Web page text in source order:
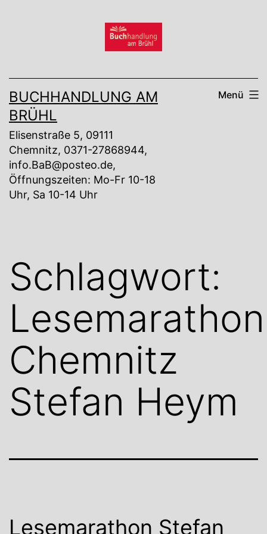
BUCHHANDLUNG AM
BRÜHL
Elisenstraße 5, 09111
Chemnitz, 0371-27868944,
info.BaB@posteo.de,
Öffnungszeiten: Mo-Fr 10-18
Uhr, Sa 10-14 Uhr
Menü
Schlagwort:
Lesemarathon
Chemnitz
Stefan Heym
Lesemarathon Stefan